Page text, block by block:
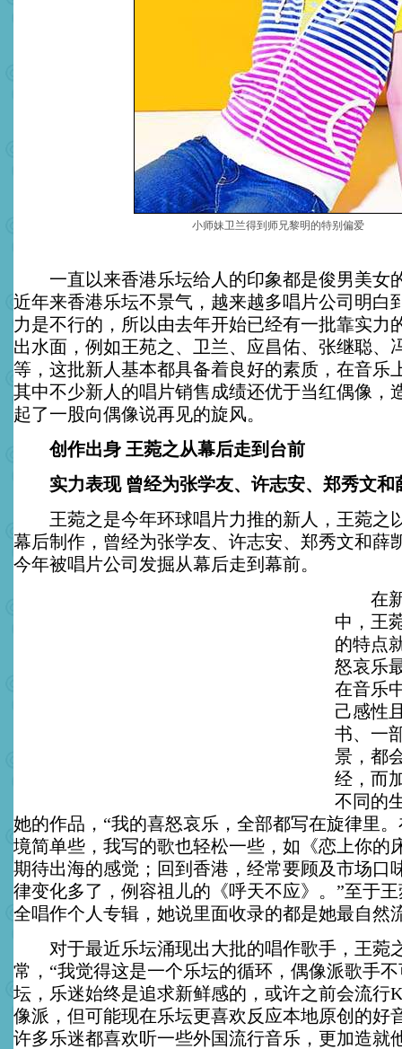
小师妹卫兰得到师兄黎明的特别偏爱
一直以来香港乐坛给人的印象都是俊男美女
近年来香港乐坛不景气，越来越多唱片公司明白
力是不行的，所以由去年开始已经有一批靠实力
出水面，例如王苑之、卫兰、应昌佑、张继聪、
等，这批新人基本都具备着良好的素质，在音乐
其中不少新人的唱片销售成绩还优于当红偶像，
起了一股向偶像说再见的旋风。
创作出身 王菀之从幕后走到台前
实力表现 曾经为张学友、许志安、郑秀文和
王菀之是今年环球唱片力推的新人，王菀之
幕后制作，曾经为张学友、许志安、郑秀文和薛
今年被唱片公司发掘从幕后走到幕前。
在新
中，王
的特点
怒哀乐
在音乐
己感性
书、一
景，都
经，而
不同的
她的作品，“我的喜怒哀乐，全部都写在旋律里
境简单些，我写的歌也轻松一些，如《恋上你的
期待出海的感觉；回到香港，经常要顾及市场口
律变化多了，例容祖儿的《呼天不应》。”至于
全唱作个人专辑，她说里面收录的都是她最自然
对于最近乐坛涌现出大批的唱作歌手，王菀
常，“我觉得这是一个乐坛的循环，偶像派歌手
坛，乐迷始终是追求新鲜感的，或许之前会流行
像派，但可能现在乐坛更喜欢反应本地原创的好
许多乐迷都喜欢听一些外国流行音乐，更加造就